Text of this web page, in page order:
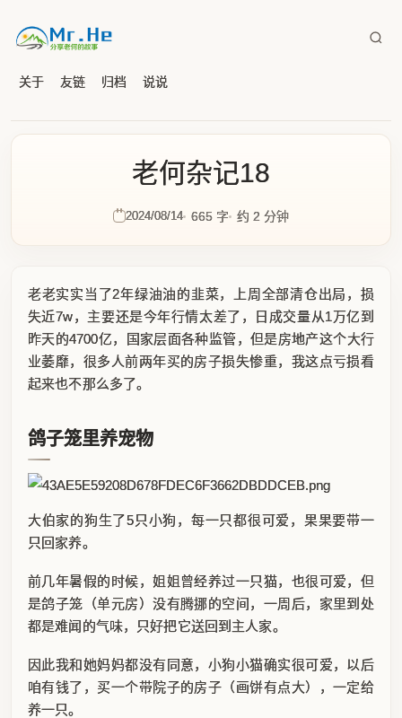
关于 友链 归档 说说
老何杂记18
2024/08/14 665 字 约 2 分钟
老老实实当了2年绿油油的韭菜，上周全部清仓出局，损
失近7w，主要还是今年行情太差了，日成交量从1万亿到
昨天的4700亿，国家层面各种监管，但是房地产这个大行
业萎靡，很多人前两年买的房子损失惨重，我这点亏损看
起来也不那么多了。
鸽子笼里养宠物
大伯家的狗生了5只小狗，每一只都很可爱，果果要带一
只回家养。
前几年暑假的时候，姐姐曾经养过一只猫，也很可爱，但
是鸽子笼（单元房）没有腾挪的空间，一周后，家里到处
都是难闻的气味，只好把它送回到主人家。
因此我和她妈妈都没有同意，小狗小猫确实很可爱，以后
咱有钱了，买一个带院子的房子（画饼有点大），一定给
养一只。